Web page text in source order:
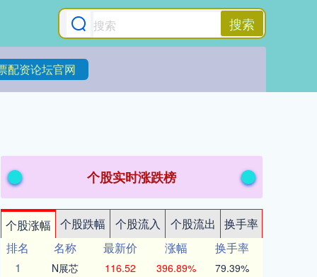
搜索
配资论坛官网
个股实时涨跌榜
个股涨幅 个股跌幅 个股流入 个股流出
换手率
排名
名称 最新价 涨幅
换手率
1
N展芯 116.52 396.89% 79.39%